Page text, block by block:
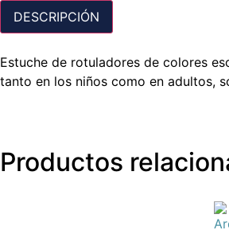
DESCRIPCIÓN
Estuche de rotuladores de colores
tanto en los niños como en adultos,
Productos